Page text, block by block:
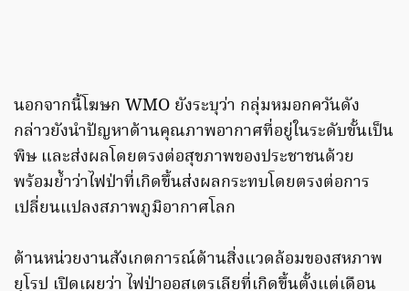
นอกจากนี้โฆษก WMO ยังระบุว่า กลุ่มหมอกควันดัง
กล่าวยังนำปัญหาด้านคุณภาพอากาศที่อยู่ในระดับขั้นเป็น
พิษ และส่งผลโดยตรงต่อสุขภาพของประชาชนด้วย
พร้อมย้ำว่าไฟป่าที่เกิดขึ้นส่งผลกระทบโดยตรงต่อการ
เปลี่ยนแปลงสภาพภูมิอากาศโลก
ด้านหน่วยงานสังเกตการณ์ด้านสิ่งแวดล้อมของสหภาพ
ยุโรป เปิดเผยว่า ไฟป่าออสเตรเลียที่เกิดขึ้นตั้งแต่เดือน